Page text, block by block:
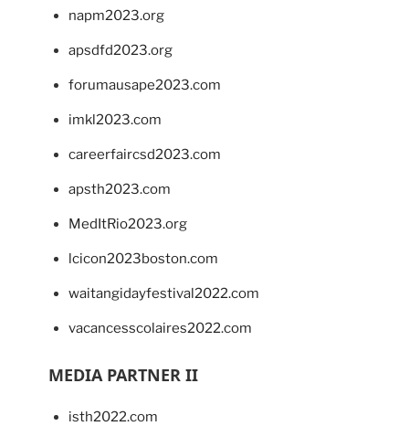
napm2023.org
apsdfd2023.org
forumausape2023.com
imkl2023.com
careerfaircsd2023.com
apsth2023.com
MedItRio2023.org
lcicon2023boston.com
waitangidayfestival2022.com
vacancesscolaires2022.com
MEDIA PARTNER II
isth2022.com